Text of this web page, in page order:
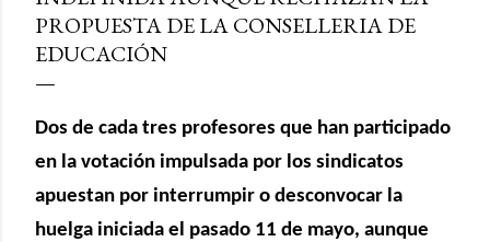
PROPUESTA DE LA CONSELLERIA DE
EDUCACIÓN
Dos de cada tres profesores que han participado
en la votación impulsada por los sindicatos
apuestan por interrumpir o desconvocar la
huelga iniciada el pasado 11 de mayo, aunque